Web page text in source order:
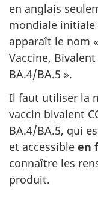
en anglais
mondiale initiale
apparaît le nom
Vaccine,
BA.4/BA.5 ».
Il faut utiliser la
vaccin bivalent
BA.4/BA.5, qui
et accessible en
connaître les
produit.